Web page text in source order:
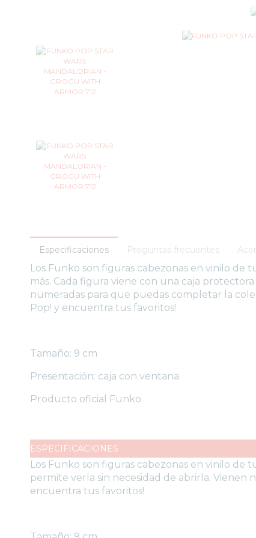
Especificaciones Preguntas frecuentes
Los Funko son figuras cabezonas en vinilo de
más. Cada figura viene con una caja
numeradas para que puedas completar la
Pop! y encuentra tus favoritos!
Tamaño: 9 cm
Presentación: caja con ventana
Producto oficial Funko.
ESPECIFICACIONES
Los Funko son figuras cabezonas en vinilo de
permite verla sin necesidad de abrirla.
encuentra tus favoritos!